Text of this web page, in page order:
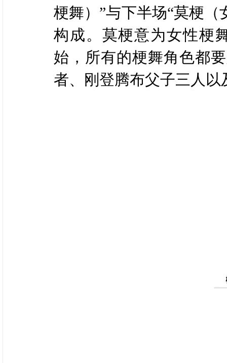
梗舞）”与下半场“莫梗
构成。莫梗意为女性梗
始，所有的梗舞角色都
者、刚登腾布父子三人